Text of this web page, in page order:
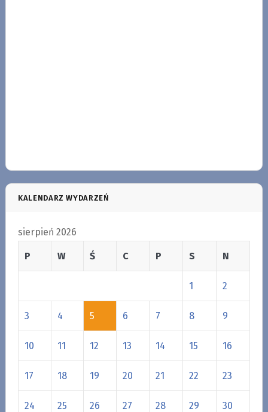
KALENDARZ WYDARZEŃ
sierpień 2026
P W Ś C P S N
1 2
3 4 5 6 7 8 9
10 11 12 13 14 15 16
17 18 19 20 21 22 23
24 25 26 27 28 29 30